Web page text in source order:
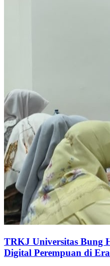
TRKJ Universitas Bung
Digital Perempuan di